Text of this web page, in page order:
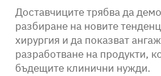
Доставчиците трябва да
разбиране на новите
хирургия и да показват
разработване на продукти,
бъдещите клинични нужди.